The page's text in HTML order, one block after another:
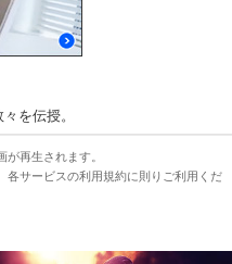
を伝授。
再生されます。
サービスの利用規約に則りご利用くだ